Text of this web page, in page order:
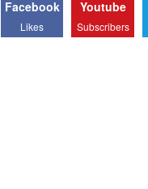
Facebook
Likes
Youtube
Subscribers